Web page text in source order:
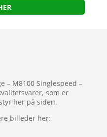
– M8100 Singlespeed –
som er
her på siden.
billeder her: